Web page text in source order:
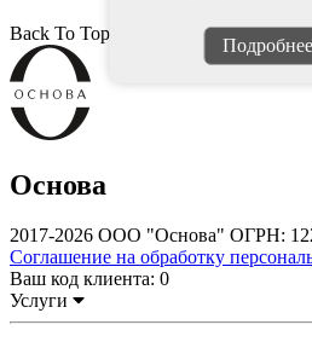
Back To Top
Основа
2017-2026 ООО "Основа" ОГРН:
Соглашение на обработку
Ваш код клиента: 0
Услуги
Подробнее